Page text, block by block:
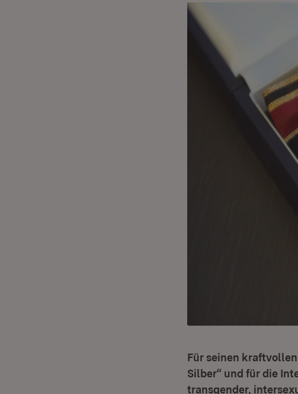
Für seinen
Silber“ und für die
transgender,